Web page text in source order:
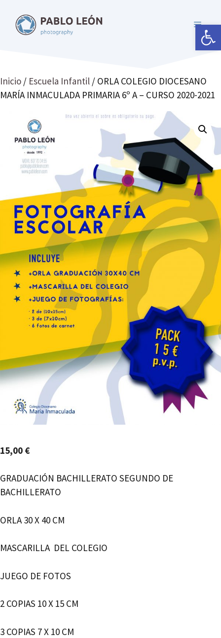
Abrir
contenido
MENÚ
Inicio / Escuela Infantil / ORLA COLEGIO DIOCESANO
MARÍA INMACULADA PRIMARIA 6º A – CURSO 2020-2021
15,00 €
GRADUACIÓN BACHILLERATO SEGUNDO DE
BACHILLERATO
ORLA 30 X 40 CM
MASCARILLA DEL COLEGIO
JUEGO DE FOTOS
2 COPIAS 10 X 15 CM
3 COPIAS 7 X 10 CM